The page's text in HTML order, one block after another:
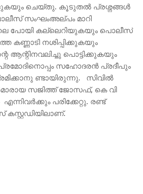
ചെയ്തു. കൂടുതൽ പ്രശ്നങ്ങൾ
സംഘംഅല്പം മാറി
പോയി കല്ലെറിയുകയും പൊലീസ്
കണ്ണാടി നശിപ്പിക്കുകയും
ആന്റിനവലിച്ചു പൊട്ടിക്കുകയും
സഹോദരൻ പ്രദീപും
ണ്ടായിരുന്നു. സിവിൽ
സജിത്ത് ജോസഫ്, കെ വി
പരിക്കേറ്റു. രണ്ട്
കസ്റ്റഡിയിലാണ്.